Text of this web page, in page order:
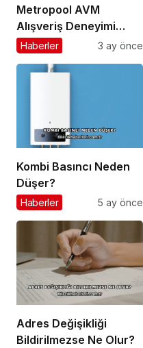
Metropool AVM
Alışveriş Deneyimi
Nasıl Bir Yapı Sunuyor?
Haberler 3 ay önce
Kombi Basıncı Neden
Düşer?
Haberler 5 ay önce
Adres Değişikliği
Bildirilmezse Ne Olur?